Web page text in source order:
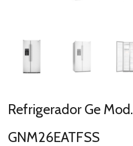
Refrigerador Ge Mod.
GNM26EATFSS